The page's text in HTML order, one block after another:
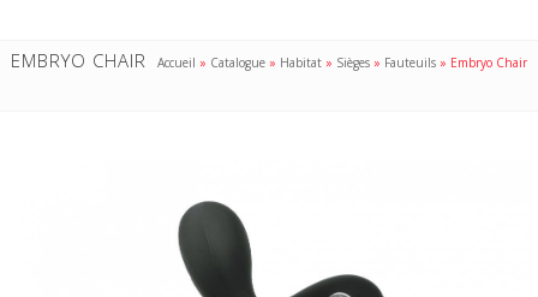
EMBRYO CHAIR Accueil » Catalogue » Habitat » Sièges » Fauteuils » Embryo Chair